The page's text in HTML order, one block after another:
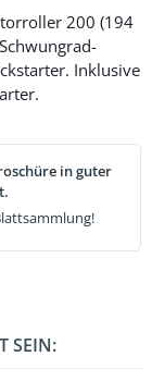
200 (194
Inklusive
in guter
SEIN: